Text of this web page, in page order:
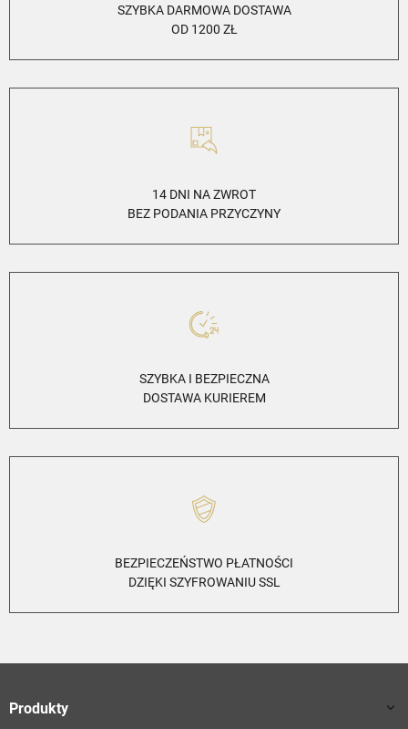
SZYBKA DARMOWA DOSTAWA
OD 1200 ZŁ
14 DNI NA ZWROT
BEZ PODANIA PRZYCZYNY
SZYBKA I BEZPIECZNA
DOSTAWA KURIEREM
BEZPIECZEŃSTWO PŁATNOŚCI
DZIĘKI SZYFROWANIU SSL
Produkty 